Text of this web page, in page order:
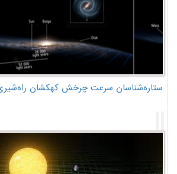
ستاره‌شناسان سرعت چرخش کهکشان راه‌شیری